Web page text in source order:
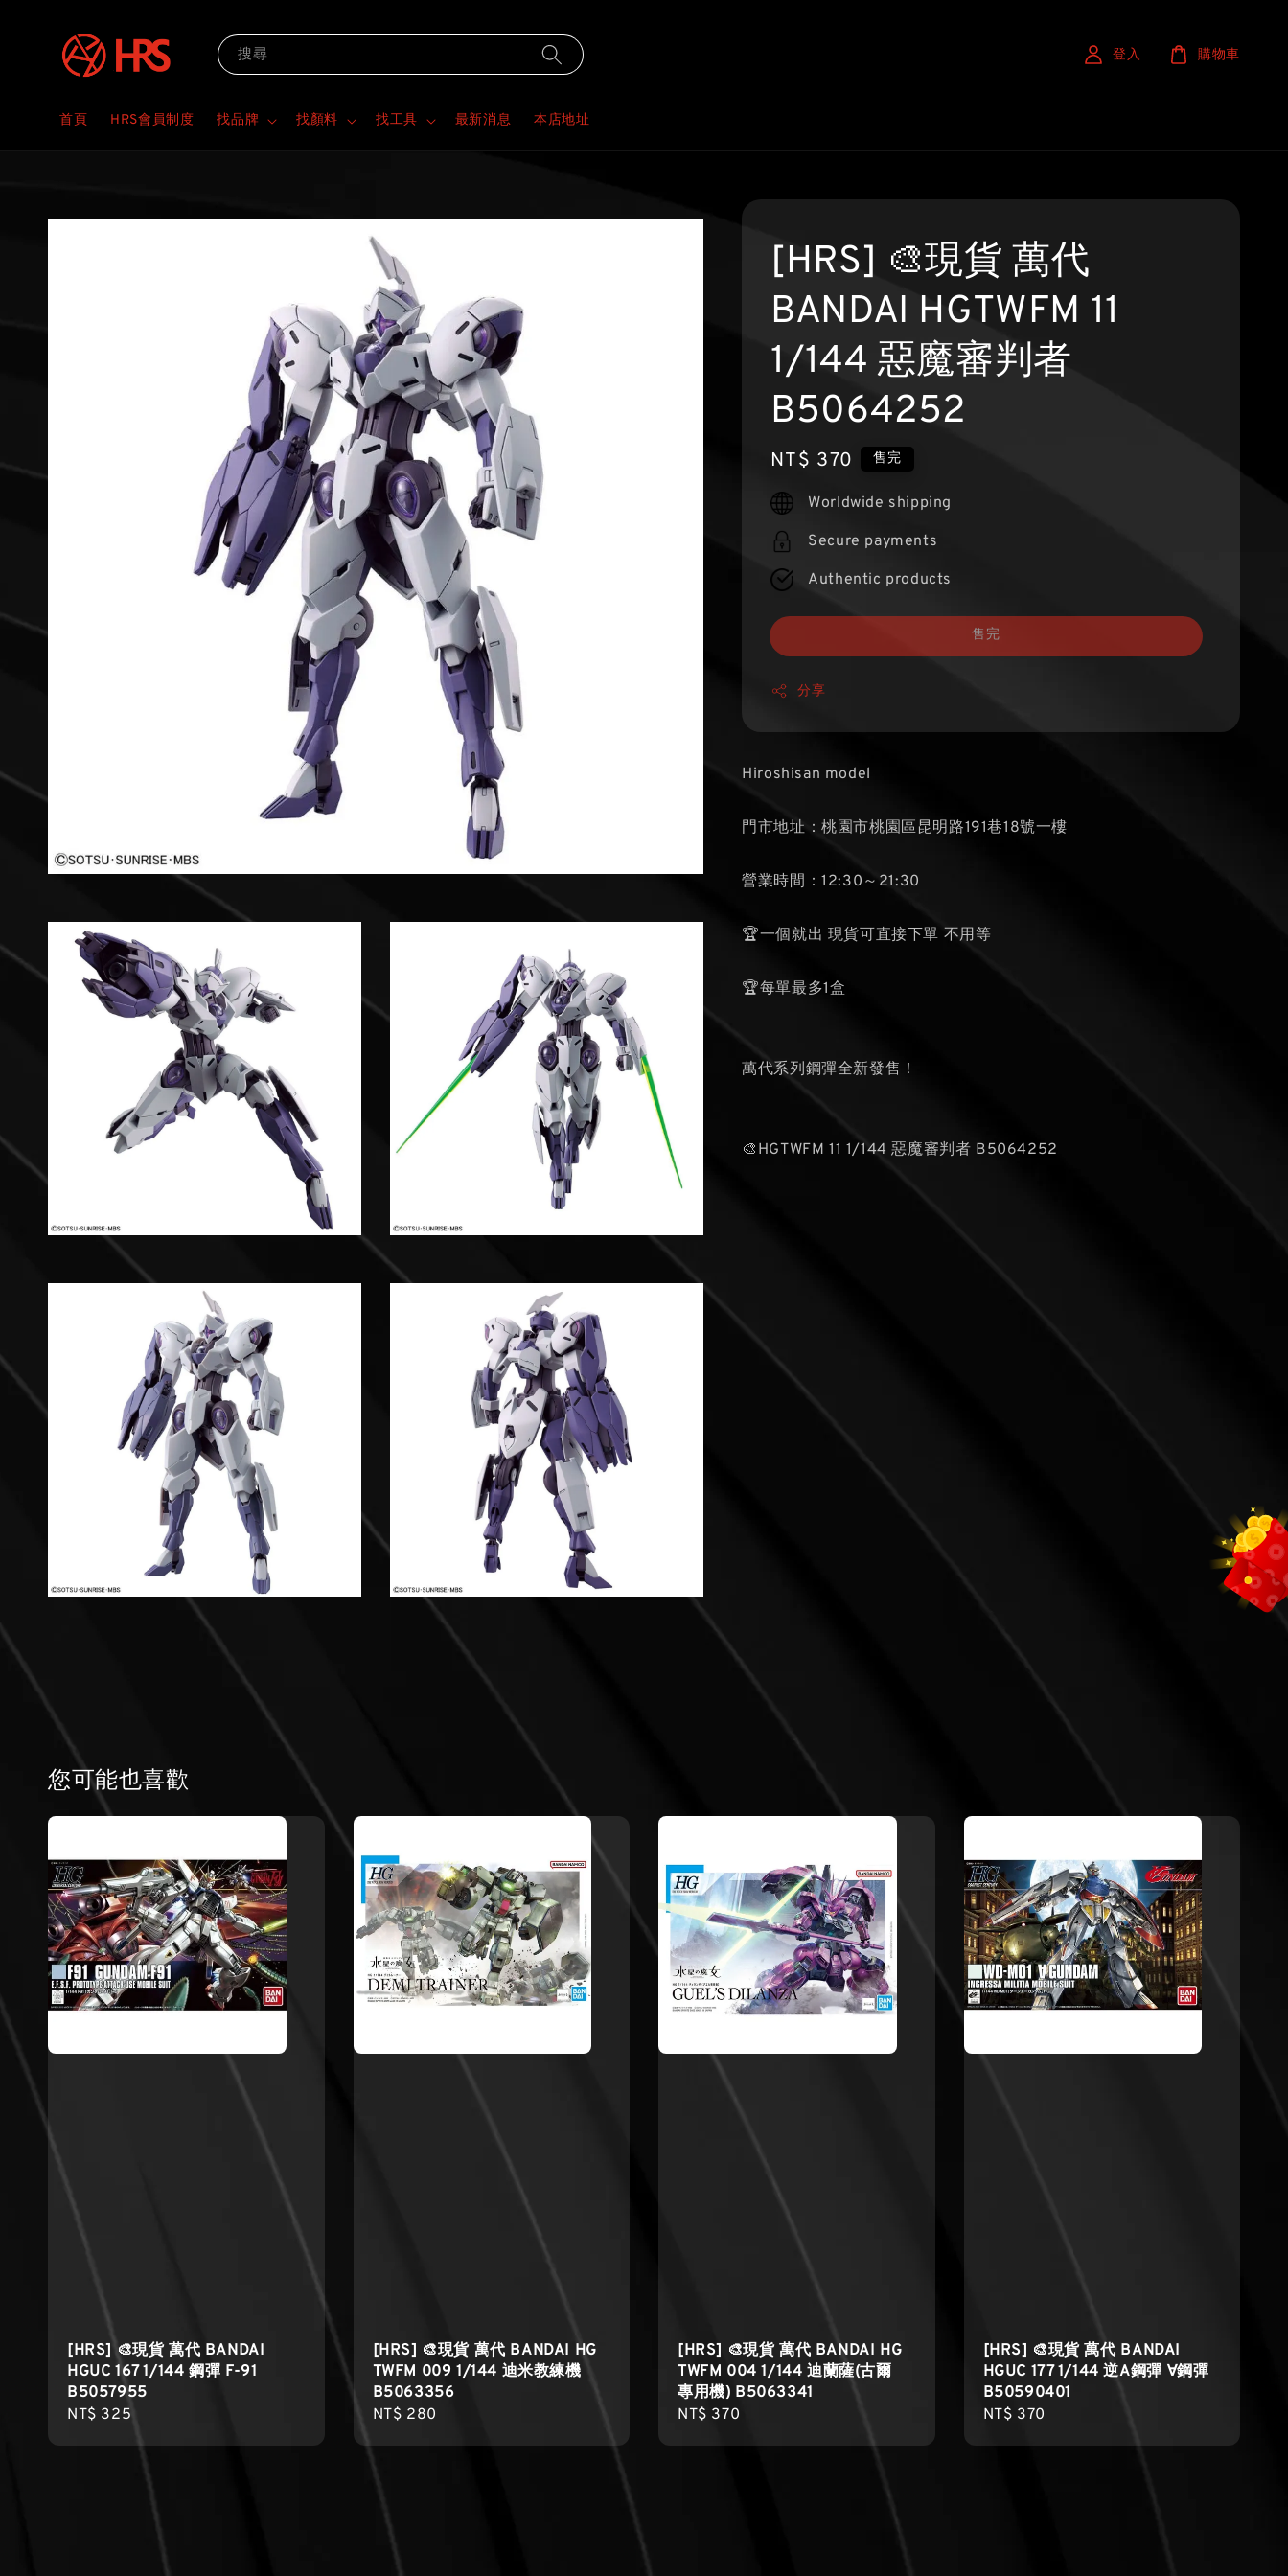
搜尋
首頁 HRS會員制度 找品牌 找顏料 找工具 最新消息 本店地址
登入 購物車
[HRS] 🎨現貨 萬代
BANDAI HGTWFM 11
1/144 惡魔審判者
B5064252
Regular
price
NT$ 370 售完
Worldwide shipping
Secure payments
Authentic products
售完
分享
Hiroshisan model
門市地址：桃園市桃園區昆明路191巷18號一樓
營業時間：12:30～21:30
🏆一個就出 現貨可直接下單 不用等
🏆每單最多1盒
萬代系列鋼彈全新發售！
🎨HGTWFM 11 1/144 惡魔審判者 B5064252
您可能也喜歡
[HRS] 🎨現貨 萬代 BANDAI
HGUC 167 1/144 鋼彈 F-91
B5057955
Regular
NT$ 325
[HRS] 🎨現貨 萬代 BANDAI HG
TWFM 009 1/144 迪米教練機
B5063356
Regular
NT$ 280
[HRS] 🎨現貨 萬代 BANDAI HG
TWFM 004 1/144 迪蘭薩(古爾
專用機) B5063341
Regular
NT$ 370
[HRS] 🎨現貨 萬代 BANDAI
HGUC 177 1/144 逆A鋼彈 ∀鋼彈
B50590401
Regular
NT$ 370